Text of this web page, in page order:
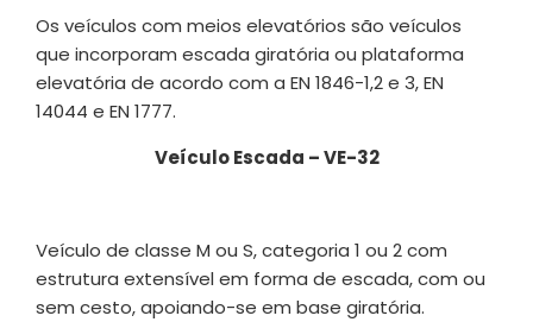
Os veículos com meios elevatórios são veículos
que incorporam escada giratória ou plataforma
elevatória de acordo com a EN 1846-1,2 e 3, EN
14044 e EN 1777.
Veículo Escada – VE-32
Veículo de classe M ou S, categoria 1 ou 2 com
estrutura extensível em forma de escada, com ou
sem cesto, apoiando-se em base giratória.